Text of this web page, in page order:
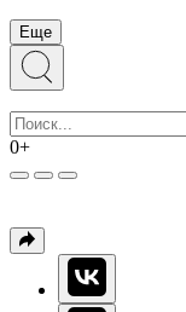
Еще
0+